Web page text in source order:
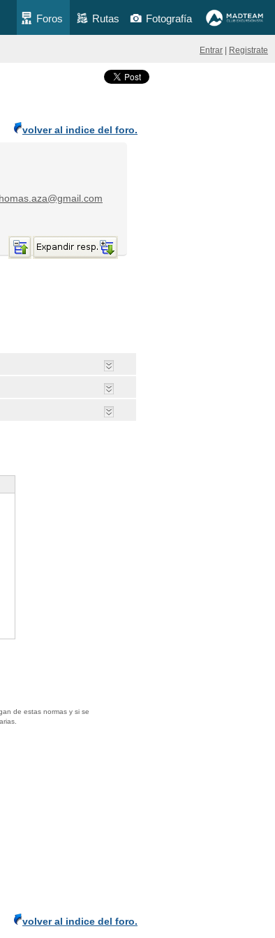
Foros Rutas Fotografía
Entrar Registrate
volver al indice del foro.
de estas normas y si se
volver al indice del foro.